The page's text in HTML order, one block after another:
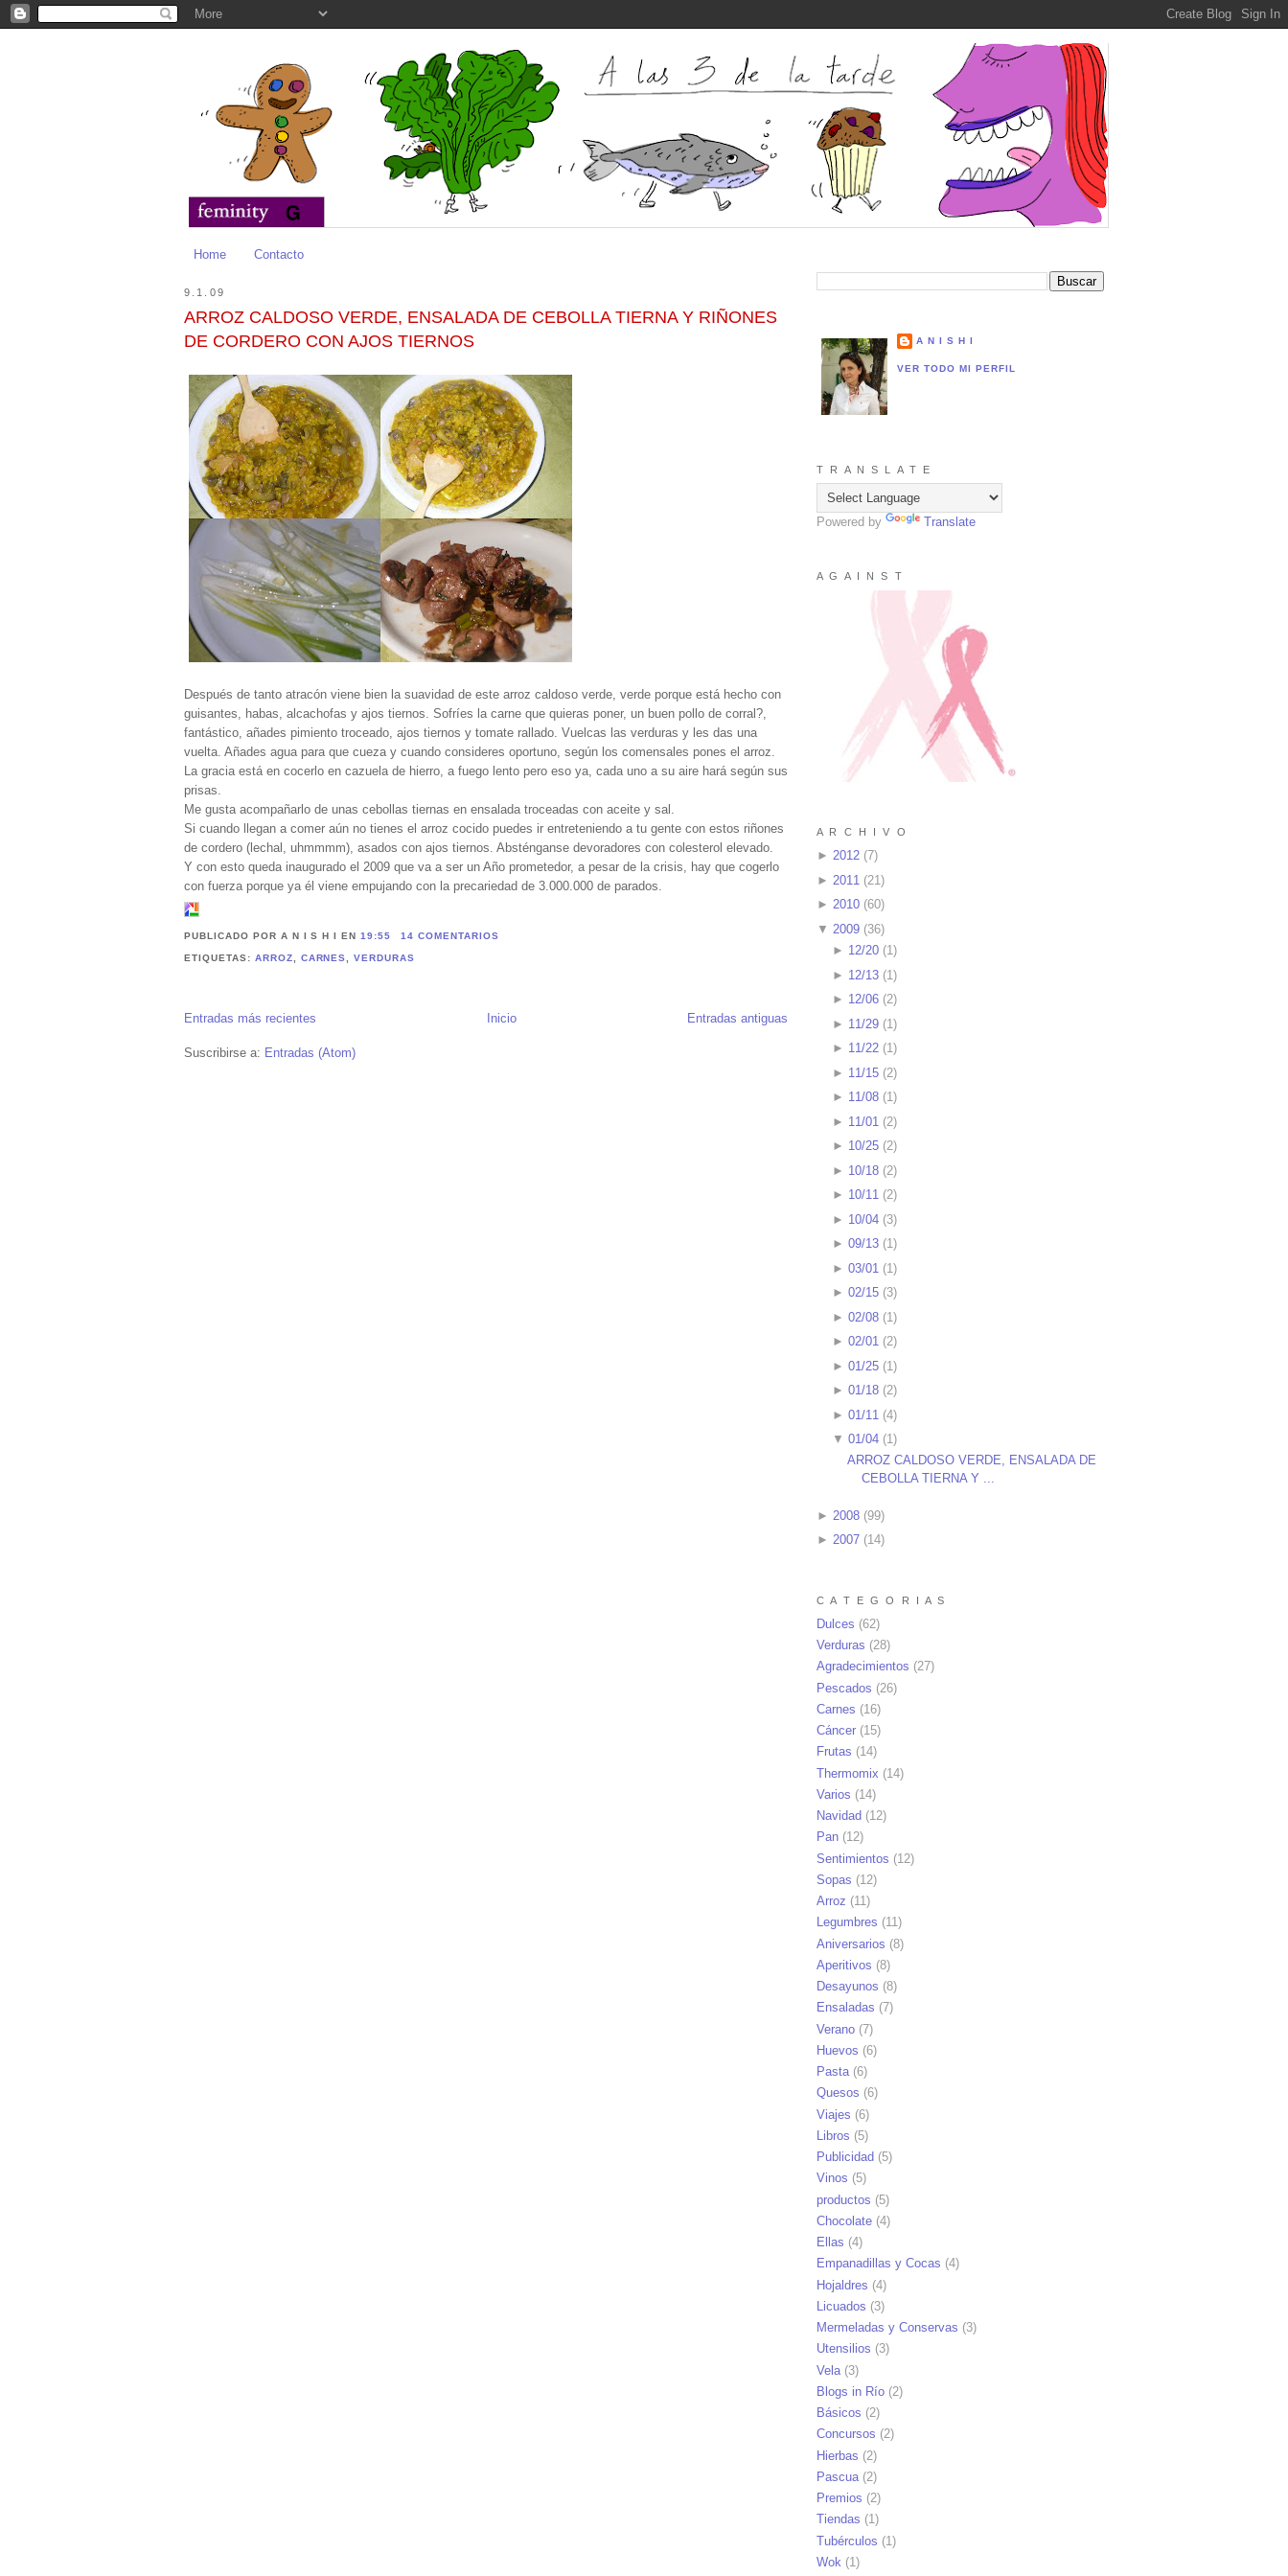
Home Contacto
9.1.09
ARROZ CALDOSO VERDE, ENSALADA DE CEBOLLA TIERNA Y RIÑONES
DE CORDERO CON AJOS TIERNOS
Después de tanto atracón viene bien la suavidad de este arroz caldoso verde, verde porque está hecho con
guisantes, habas, alcachofas y ajos tiernos. Sofríes la carne que quieras poner, un buen pollo de corral?,
fantástico, añades pimiento troceado, ajos tiernos y tomate rallado. Vuelcas las verduras y les das una
vuelta. Añades agua para que cueza y cuando consideres oportuno, según los comensales pones el arroz.
La gracia está en cocerlo en cazuela de hierro, a fuego lento pero eso ya, cada uno a su aire hará según sus
prisas.
Me gusta acompañarlo de unas cebollas tiernas en ensalada troceadas con aceite y sal.
Si cuando llegan a comer aún no tienes el arroz cocido puedes ir entreteniendo a tu gente con estos riñones
de cordero (lechal, uhmmmm), asados con ajos tiernos. Absténganse devoradores con colesterol elevado.
Y con esto queda inaugurado el 2009 que va a ser un Año prometedor, a pesar de la crisis, hay que cogerlo
con fuerza porque ya él viene empujando con la precariedad de 3.000.000 de parados.
PUBLICADO POR A N I S H IEN19:55 14 COMENTARIOS
ETIQUETAS: ARROZ CARNES ,VERDURAS
Entradas más recientes Entradas antiguas
Inicio
Suscribirse a: Entradas (Atom)
A N I S H I
VER TODO MI PERFIL
T R A N S L A T E
Powered by Translate
A G A I N S T
A R C H I V O
► 2012 (7)
► 2011 (21 )
► 2010 (60)
▼ 2009 (36)
► 12/20(1)
► 12/13(1)
► 12/06(2)
► 11/29(1)
► 11/22(1)
► 11/15(2)
► 11/08(1)
► 11/01 (2)
► 10/25(2)
► 10/18(2)
► 10/11(2)
► 10/04(3)
► 09/13(1)
► 03/01 (1)
► 02/15(3)
► 02/08(1)
► 02/01(2)
► 01/25(1)
► 01/18(2)
► 01/11 (4)
▼ 01/04(1)
ARROZ CALDOSO VERDE, ENSALADA DE
CEBOLLA TIERNA Y ...
► 2008 (99)
► 2007 (14)
C A T E G O R I A S
Dulces (62)
Verduras (28)
Agradecimientos (27)
Pescados (26)
Carnes (16)
Cáncer (15)
Frutas (14)
Thermomix (14)
Varios (14)
Navidad (12)
Pan (12)
Sentimientos (12)
Sopas (12)
Arroz (11)
Legumbres (11)
Aniversarios (8)
Aperitivos (8)
Desayunos (8)
Ensaladas (7)
Verano (7)
Huevos (6)
Pasta(6)
Quesos (6)
Viajes (6)
Libros (5)
Publicidad (5)
Vinos (5)
productos (5)
Chocolate (4)
Ellas (4)
Empanadillas y Cocas (4)
Hojaldres (4)
Licuados (3)
Mermeladas y Conservas (3)
Utensilios (3)
Vela (3)
Blogs in Río (2)
Básicos (2)
Concursos (2)
Hierbas (2)
Pascua (2)
Premios (2)
Tiendas (1)
Tubérculos (1)
Wok (1)